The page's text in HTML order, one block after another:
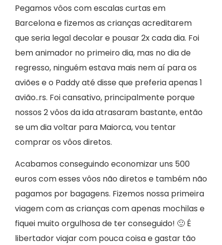
Pegamos vôos com escalas curtas em
Barcelona e fizemos as crianças acreditarem
que seria legal decolar e pousar 2x cada dia. Foi
bem animador no primeiro dia, mas no dia de
regresso, ninguém estava mais nem aí para os
aviões e o Paddy até disse que preferia apenas 1
avião..rs. Foi cansativo, principalmente porque
nossos 2 vôos da ida atrasaram bastante, então
se um dia voltar para Maiorca, vou tentar
comprar os vôos diretos.
Acabamos conseguindo economizar uns 500
euros com esses vôos não diretos e também não
pagamos por bagagens. Fizemos nossa primeira
viagem com as crianças com apenas mochilas e
fiquei muito orgulhosa de ter conseguido! 🙂 É
libertador viajar com pouca coisa e gastar tão